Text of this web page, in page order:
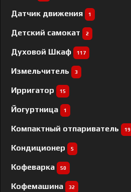
Датчик движения 1
Детский самокат 2
Духовой Шкаф 117
Измельчитель 3
Ирригатор 15
Йогуртница 1
Компактный отпариватель 19
Кондиционер 5
Кофеварка 50
Кофемашина 32